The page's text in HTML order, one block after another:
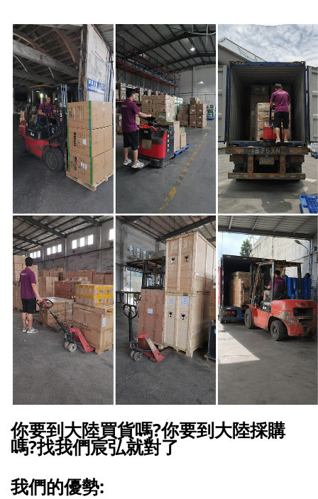
你要到大陸買貨嗎?你要到大陸採購
嗎?找我們宸弘就對了
我們的優勢: